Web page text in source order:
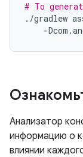
# To
./gradlew
-
Анализатор
информацию о
влиянии